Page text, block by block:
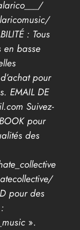
: Tous
en basse
pour
EMAIL DE
Suivez-
pour
des
pour des
».